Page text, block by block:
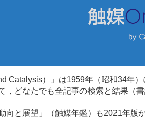
Catalysis）」は1959年（昭和34年
，どなたでも全記事の検索と結果（
向と展望」（触媒年鑑）も2021年